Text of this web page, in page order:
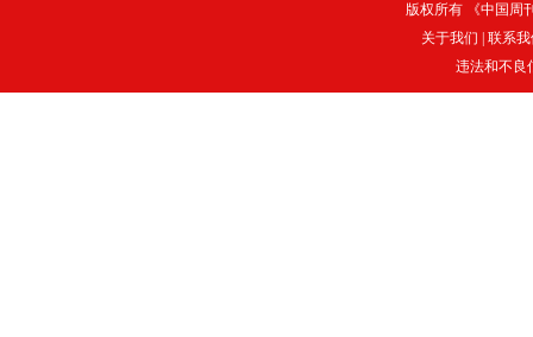
版权所有 《中国周
关于我们
联系
违法和不良